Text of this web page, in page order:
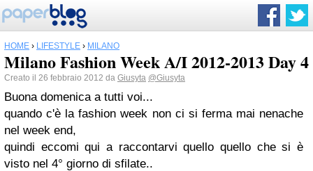
HOME › LIFESTYLE › MILANO
Milano Fashion Week A/I 2012-2013 Day 4
Creato il 26 febbraio 2012 da Giusyta @Giusyta
Buona domenica a tutti voi...
quando c'è la fashion week non ci si ferma mai nenache
nel week end,
quindi eccomi qui a raccontarvi quello quello che si è
visto nel 4° giorno di sfilate..